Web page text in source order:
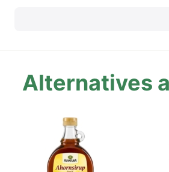
Alter­na­ti­ves